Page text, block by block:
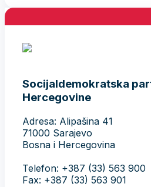
Socijaldemokratska
Hercegovine
Adresa: Alipašina 41
71000 Sarajevo
Bosna i Hercegovina
Telefon: +387 (33) 563 900
Fax: +387 (33) 563 901